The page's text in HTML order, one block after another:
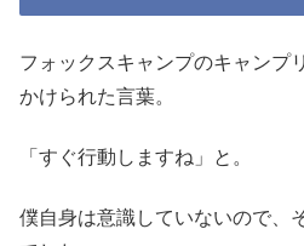
フォックスキャンプのキャンプ
かけられた言葉。
「すぐ行動しますね」と。
僕自身は意識していないので、